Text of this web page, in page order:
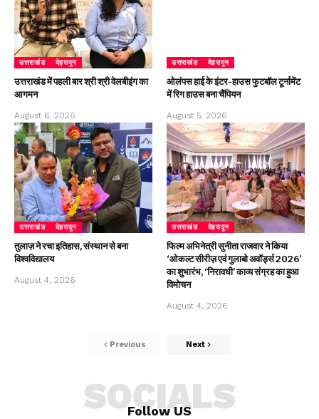
उत्तराखंड देहरादून
उत्तराखंड में पहली बार श्री श्री वेलबीइंग का
आगमन
August 6, 2026
उत्तराखंड देहरादून
ओलंपस हाई के इंटर-हाउस फुटबॉल टूर्नामेंट
में रिग हाउस बना चैंपियन
August 5, 2026
उत्तराखंड देहरादून
तुलाज़ ने रचा इतिहास, संस्थान से बना
विश्वविद्यालय
August 4, 2026
उत्तराखंड देहरादून
फिल्म अभिनेत्री सुनीता राजवार ने किया
‘ओकल्ट सीरीज़ एवं गुलाबो अवॉर्ड्स 2026’
का शुभारंभ, ‘निरावधी’ काव्य संग्रह का हुआ
विमोचन
August 4, 2026
Previous Next
Follow US
SOCIALS